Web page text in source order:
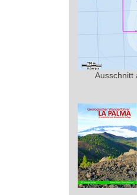
Ausschnitt